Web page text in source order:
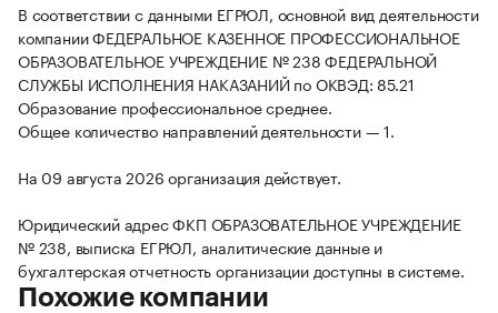
В соответствии с данными ЕГРЮЛ, основной вид деятельности
компании ФЕДЕРАЛЬНОЕ КАЗЕННОЕ ПРОФЕССИОНАЛЬНОЕ
ОБРАЗОВАТЕЛЬНОЕ УЧРЕЖДЕНИЕ № 238 ФЕДЕРАЛЬНОЙ
СЛУЖБЫ ИСПОЛНЕНИЯ НАКАЗАНИЙ по ОКВЭД: 85.21
Образование профессиональное среднее.
Общее количество направлений деятельности — 1.
На 09 августа 2026 организация действует.
Юридический адрес ФКП ОБРАЗОВАТЕЛЬНОЕ УЧРЕЖДЕНИЕ
№ 238, выписка ЕГРЮЛ, аналитические данные и
бухгалтерская отчетность организации доступны в системе.
Похожие компании